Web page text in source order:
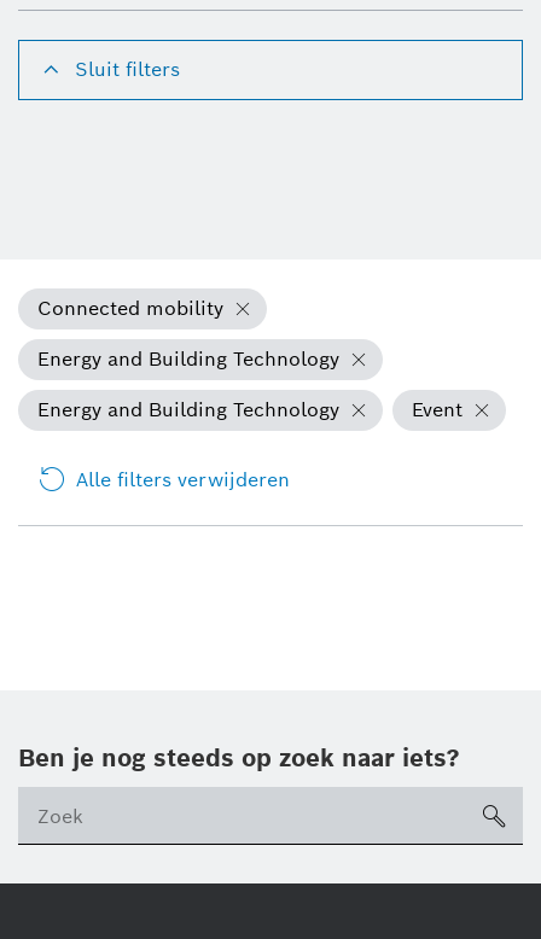
Sluit filters
Connected mobility
Energy and Building Technology
Energy and Building Technology
Event
Alle filters verwijderen
Ben je nog steeds op zoek naar iets?